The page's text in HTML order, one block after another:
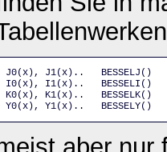
J0(x), J1(x)..   BESSELJ()
I0(x), I1(x)..   BESSELI()
K0(x), K1(x)..   BESSELK()
Y0(x), Y1(x)..   BESSELY()